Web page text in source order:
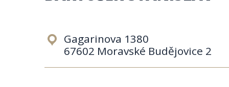
Gagarinova 1380
67602 Moravské Budějovice 2